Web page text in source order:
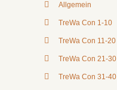
Allgemein
TreWa Con 1-10
TreWa Con 11-20
TreWa Con 21-30
TreWa Con 31-40